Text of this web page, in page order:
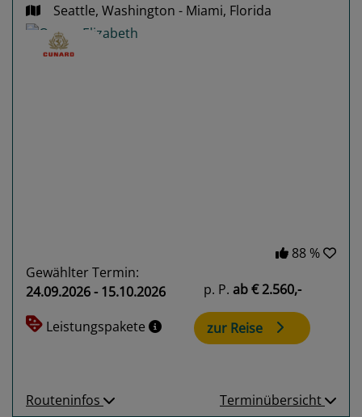
Seattle, Washington - Miami, Florida
88 %
Gewählter Termin:
24.09.2026 - 15.10.2026
Leistungspakete
p. P. ab€ 2.560,-
zur Reise
Routeninfos Terminübersicht